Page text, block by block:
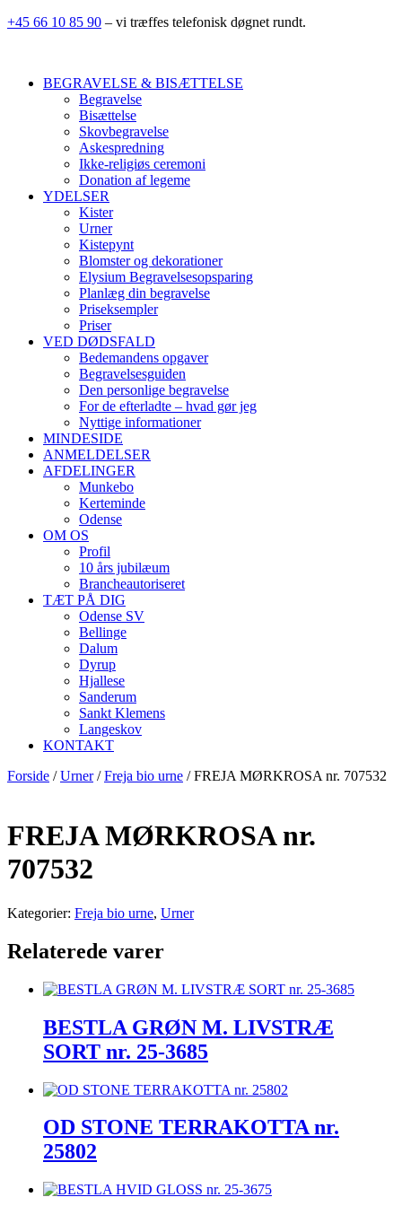
+45 66 10 85 90 – vi træffes telefonisk døgnet rundt.
BEGRAVELSE & BISÆTTELSE
Begravelse
Bisættelse
Skovbegravelse
Askespredning
Ikke-religiøs ceremoni
Donation af legeme
YDELSER
Kister
Urner
Kistepynt
Blomster og dekorationer
Elysium Begravelsesopsparing
Planlæg din begravelse
Priseksempler
Priser
VED DØDSFALD
Bedemandens opgaver
Begravelsesguiden
Den personlige begravelse
For de efterladte – hvad gør jeg
Nyttige informationer
MINDESIDE
ANMELDELSER
AFDELINGER
Munkebo
Kerteminde
Odense
OM OS
Profil
10 års jubilæum
Brancheautoriseret
TÆT PÅ DIG
Odense SV
Bellinge
Dalum
Dyrup
Hjallese
Sanderum
Sankt Klemens
Langeskov
KONTAKT
Forside /Urner/Freja bio urne / FREJA MØRKROSA nr. 707532
FREJA MØRKROSA nr.
707532
Kategorier: Freja bio urne, Urner
Relaterede varer
BESTLA GRØN M. LIVSTRÆ
SORT nr. 25-3685
OD STONE TERRAKOTTA nr.
25802